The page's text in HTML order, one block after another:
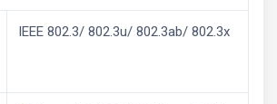
IEEE 802.3/ 802.3u/ 802.3ab/ 802.3x